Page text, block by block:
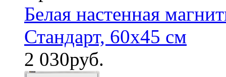
Белая настенная
Стандарт, 60х45 см
2 030руб.